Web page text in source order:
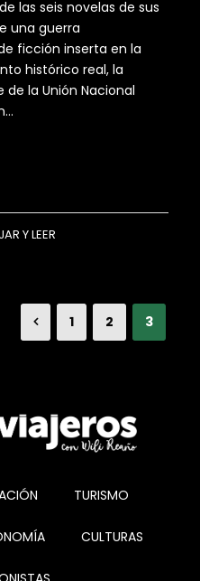
las seis novelas de sus
una guerra
ficción inserta en la
histórico real, la
la Unión Nacional
Y LEER
1 2 3
TURISMO
CULTURAS